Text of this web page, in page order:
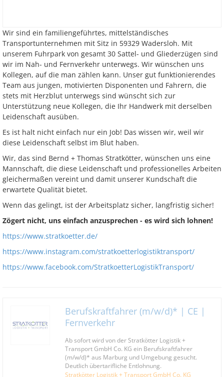
Wir sind ein familiengeführtes, mittelständisches
Transportunternehmen mit Sitz in 59329 Wadersloh. Mit
unserem Fuhrpark von gesamt 30 Sattel- und Gliederzügen sind
wir im Nah- und Fernverkehr unterwegs. Wir wünschen uns
Kollegen, auf die man zählen kann. Unser gut funktionierendes
Team aus jungen, motivierten Disponenten und Fahrern, die
stets mit Herzblut unterwegs sind wünscht sich zur
Unterstützung neue Kollegen, die Ihr Handwerk mit derselben
Leidenschaft ausüben.
Es ist halt nicht einfach nur ein Job! Das wissen wir, weil wir
diese Leidenschaft selbst im Blut haben.
Wir, das sind Bernd + Thomas Stratkötter, wünschen uns eine
Mannschaft, die diese Leidenschaft und professionelles Arbeiten
gleichermaßen vereint und damit unserer Kundschaft die
erwartete Qualität bietet.
Wenn das gelingt, ist der Arbeitsplatz sicher, langfristig sicher!
Zögert nicht, uns einfach anzusprechen - es wird sich lohnen!
https://www.stratkoetter.de/
https://www.instagram.com/stratkoetterlogistiktransport/
https://www.facebook.com/StratkoetterLogistikTransport/
Berufskraftfahrer (m/w/d)* | CE |
Fernverkehr
Ab sofort wird von der Stratkötter Logistik +
Transport GmbH Co. KG ein Berufskraftfahrer
(m/w/d)* aus Marburg und Umgebung gesucht.
Deutlich übertarifliche Entlohnung.
Stratkötter Logistik + Transport GmbH Co. KG